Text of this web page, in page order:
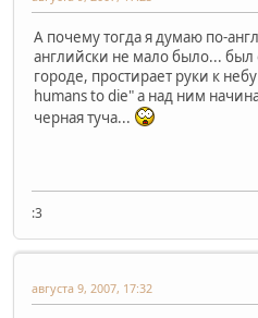
А почему тогда я думаю по-
английски не мало было... был
городе, простирает руки к
humans to die" а над ним
черная туча...
:3
августа 9, 2007, 17:32